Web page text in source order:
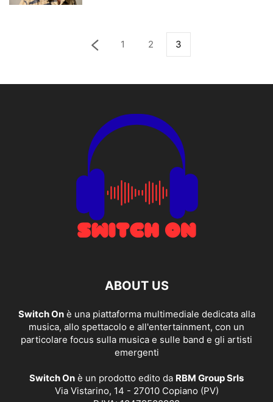
1 2 3
ABOUT US
Switch Onè una piattaforma multimediale dedicata alla
musica, allo spettacolo e all'entertainment, con un
particolare focus sulla musica e sulle band e gli artisti
emergenti
Switch On è un prodotto edito da RBM Group Srls
Via Vistarino, 14 - 27010 Copiano (PV)